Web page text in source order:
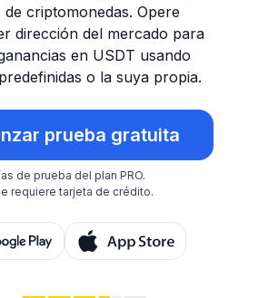
criptomonedas. Opere
dirección del mercado para
en USDT usando
o la suya propia.
prueba gratuita
de prueba del plan PRO.
requiere tarjeta de crédito.